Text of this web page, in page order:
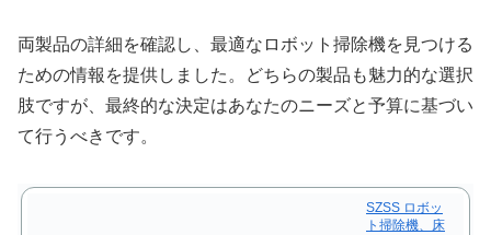
両製品の詳細を確認し、最適なロボット掃除機を見つける
ための情報を提供しました。どちらの製品も魅力的な選択
肢ですが、最終的な決定はあなたのニーズと予算に基づい
て行うべきです。
SZSS ロボッ
ト掃除機、床